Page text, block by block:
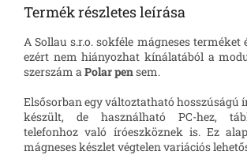
Termék részletes leírása
A Sollau s.r.o. sokféle mágneses terméket
ezért nem hiányozhat kínálatából a
szerszám aPolar pensem.
Elsősorban egy változtatható hosszúságú
készült, de használható PC-hez,
telefonhoz való íróeszköznek is. Ez
mágneses készlet végtelen variációs